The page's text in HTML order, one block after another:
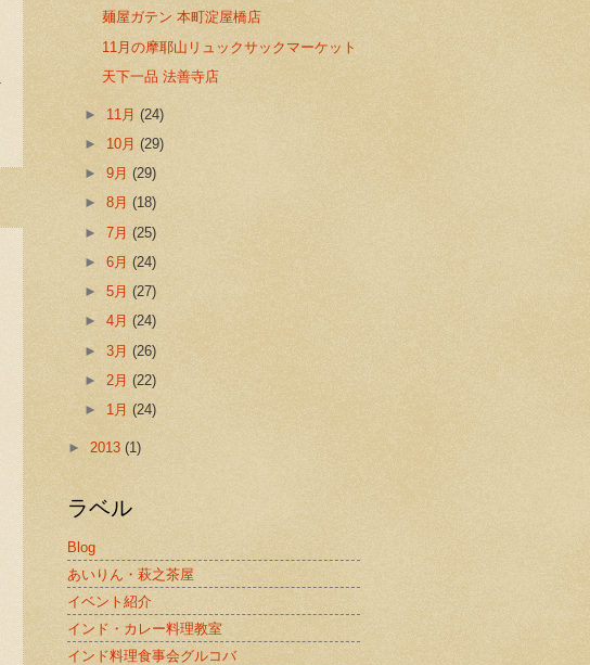
麺屋ガテン 本町淀屋橋店
11月の摩耶山リュックサックマーケット
天下一品 法善寺店
► 11月(24)
► 10月(29)
►9月(29)
►8月(18)
►7月(25)
►6月(24)
►5月(27)
►4月(24)
►3月(26)
► 2月(22)
► 1月(24)
► 2013 (1)
ラベル
Blog
あいりん・萩之茶屋
イベント紹介
インド・カレー料理教室
インド料理食事会グルコバ